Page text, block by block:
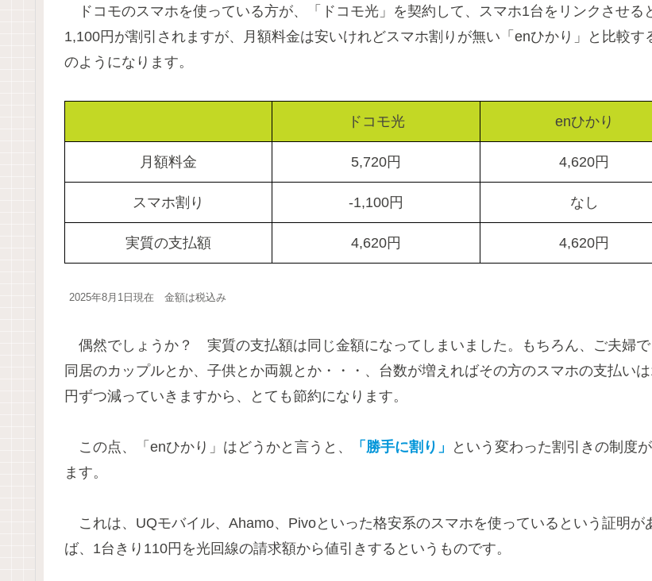
ドコモのスマホを使っている方が、「ドコモ光」を契約して、スマホ1台をリンクさせる
1,100円が割引されますが、月額料金は安いけれどスマホ割りが無い「enひかり」と比較す
のようになります。
ドコモ光 enひかり
月額料金 5,720円 4,620円
スマホ割り -1,100円 なし
実質の支払額 4,620円 4,620円
2025年8月1日現在 金額は税込み
偶然でしょうか？ 実質の支払額は同じ金額になってしまいました。もちろん、ご夫婦
同居のカップルとか、子供とか両親とか・・・、台数が増えればその方のスマホの支払い
円ずつ減っていきますから、とても節約になります。
この点、「enひかり」はどうかと言うと、 「勝手に割り」
という変わった割引きの制度
ます。
これは、UQモバイル、Ahamo、Pivoといった格安系のスマホを使っているという証明が
ば、1台きり110円を光回線の請求額から値引きするというものです。